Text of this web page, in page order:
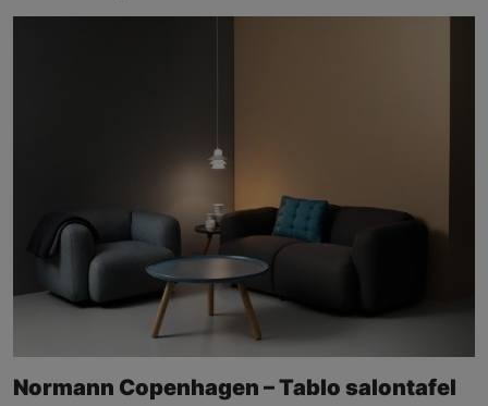
Normann Copenhagen – Tablo salontafel